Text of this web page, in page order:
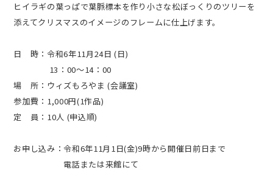
ヒイラギの葉っぱで葉脈標本を作り小さな松ぼっくりのツリーを
添えてクリスマスのイメージのフレームに仕上げます。
日 時：令和6年11月24日 (日)
13：00～14：00
場 所：ウィズもろやま (会議室)
参加費：1,000円(1作品)
定 員：10人 (申込順)
お申し込み：令和6年11月1日(金)9時から開催日前日まで
電話または来館にて